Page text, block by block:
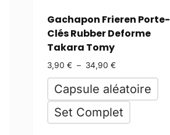
Gachapon Frieren Porte-
Clés Rubber Deforme
Takara Tomy
3,90 € – 34,90 €
Capsule aléatoire
Set Complet